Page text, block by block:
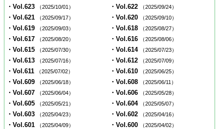
・Vol.623 （2025/10/01） ・Vol.622 （2025/09/24）
・Vol.621 （2025/09/17） ・Vol.620 （2025/09/10）
・Vol.619 （2025/09/03） ・Vol.618 （2025/08/27）
・Vol.617 （2025/08/20） ・Vol.616 （2025/08/06）
・Vol.615 （2025/07/30） ・Vol.614 （2025/07/23）
・Vol.613 （2025/07/16） ・Vol.612 （2025/07/09）
・Vol.611 （2025/07/02） ・Vol.610 （2025/06/25）
・Vol.609 （2025/06/18） ・Vol.608 （2025/06/11）
・Vol.607 （2025/06/04） ・Vol.606 （2025/05/28）
・Vol.605 （2025/05/21） ・Vol.604 （2025/05/07）
・Vol.603 （2025/04/23） ・Vol.602 （2025/04/16）
・Vol.601 （2025/04/09） ・Vol.600 （2025/04/02）